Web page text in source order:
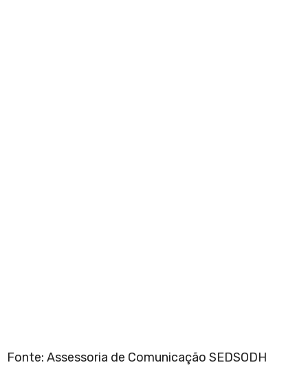
Fonte: Assessoria de Comunicação SEDSODH